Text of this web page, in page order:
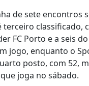
de sete encontros
classificado,
FC Porto e a seis
jogo, enquanto o
posto, com 52,
joga no sábado.